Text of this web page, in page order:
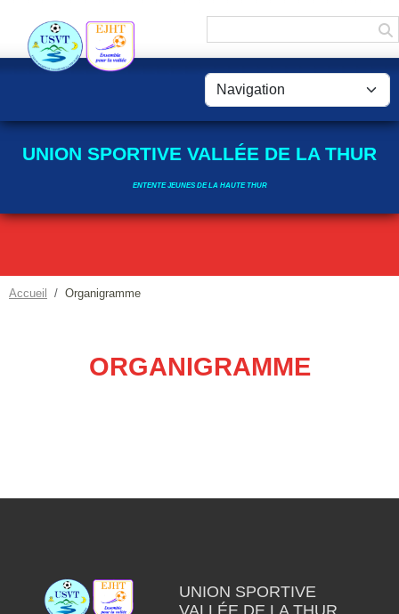
UNION SPORTIVE VALLÉE DE LA THUR
ENTENTE JEUNES DE LA HAUTE THUR
Accueil Organigramme
ORGANIGRAMME
UNION SPORTIVE
VALLÉE DE LA THUR